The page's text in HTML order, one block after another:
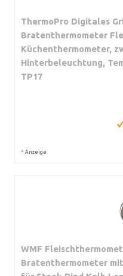
ThermoPro Digitales
Bratenthermometer
Küchenthermometer,
Hinterbeleuchtung,
TP17
* Anzeige
WMF
Bratenthermometer